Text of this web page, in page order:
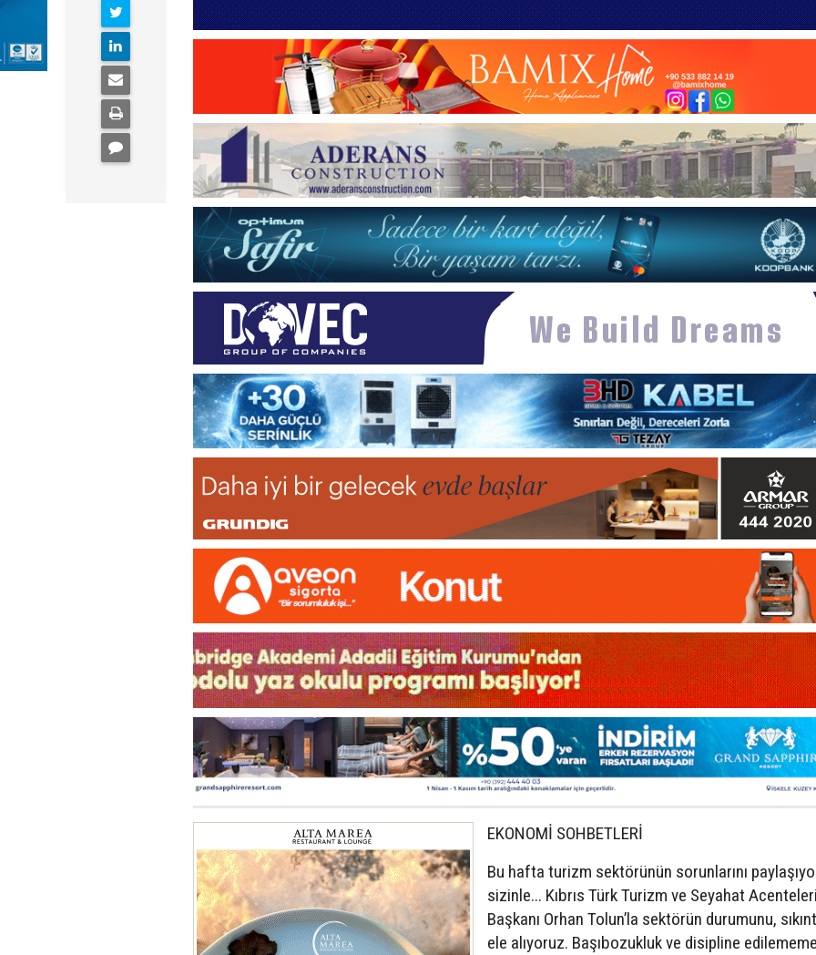
EKONOMİ SOHBETLERİ
Bu hafta turizm sektörünün sorunlarını
sizinle... Kıbrıs Türk Turizm ve Seyahat
Başkanı Orhan Tolun’la sektörün durumunu,
ele alıyoruz. Başıbozukluk ve disipline